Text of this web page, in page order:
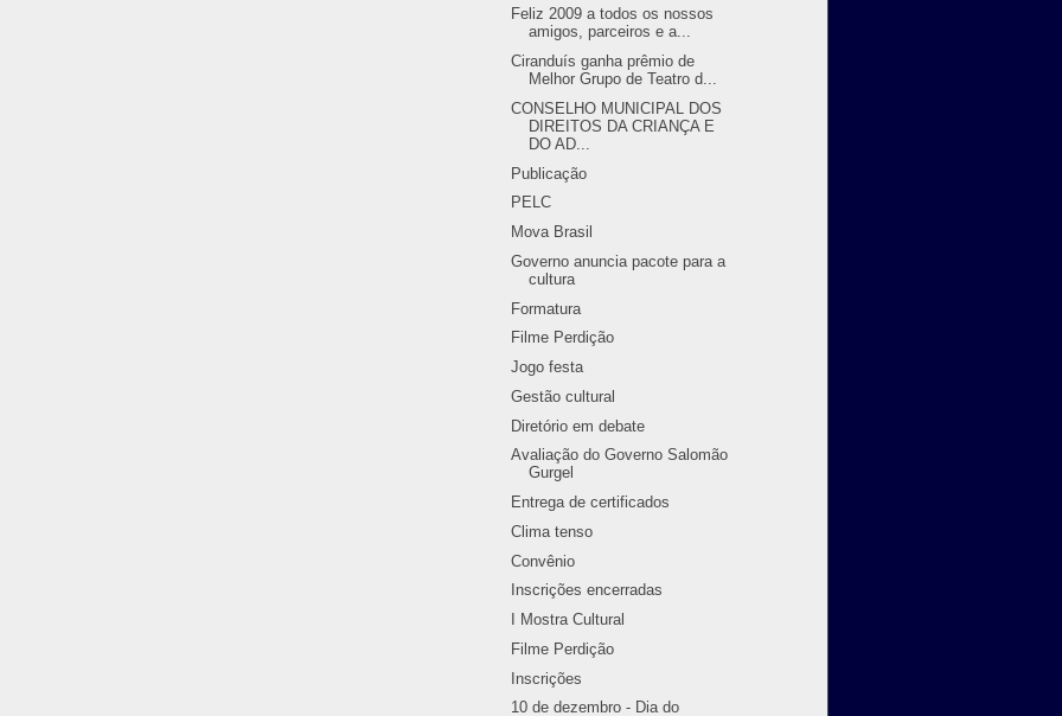
Feliz 2009 a todos os nossos
amigos, parceiros e a...
Ciranduís ganha prêmio de
Melhor Grupo de Teatro d...
CONSELHO MUNICIPAL DOS
DIREITOS DA CRIANÇA E
DO AD...
Publicação
PELC
Mova Brasil
Governo anuncia pacote para a
cultura
Formatura
Filme Perdição
Jogo festa
Gestão cultural
Diretório em debate
Avaliação do Governo Salomão
Gurgel
Entrega de certificados
Clima tenso
Convênio
Inscrições encerradas
I Mostra Cultural
Filme Perdição
Inscrições
10 de dezembro - Dia do